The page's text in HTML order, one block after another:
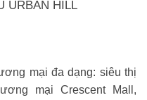
URBAN HILL
mại đa dạng: siêu thị
mại Crescent Mall,